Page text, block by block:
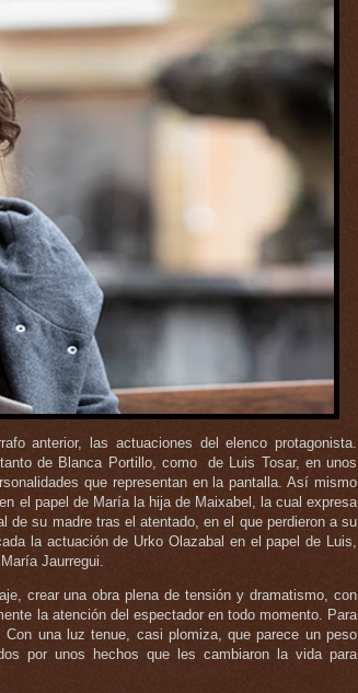
anterior, las actuaciones del elenco protagonista.
de Blanca Portillo, como de Luis Tosar, en unos
que representan en la pantalla. Así mismo
el papel de María la hija de Maixabel, la cual expresa
de su madre tras el atentado, en el que perdieron a su
la actuación de Urko Olazabal en el papel de Luis,
Jaurregui.
crear una obra plena de tensión y dramatismo, con
la atención del espectador en todo momento. Para
una luz tenue, casi plomiza, que parece un peso
por unos hechos que les cambiaron la vida para